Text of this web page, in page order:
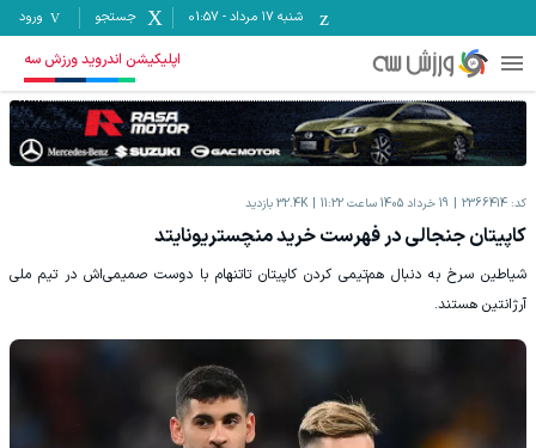
شنبه ۱۷ مرداد -
01:57 جستجو ورود
اپلیکیشن اندروید ورزش سه
کد: 2366414 19 خرداد 1405 ساعت 11:22 32.4K بازدید
کاپیتان جنجالی در فهرست خرید منچستریونایتد
شیاطین سرخ به دنبال هم‌تیمی کردن کاپیتان تاتنهام با دوست صمیمی‌اش در تیم ملی
آرژانتین هستند.